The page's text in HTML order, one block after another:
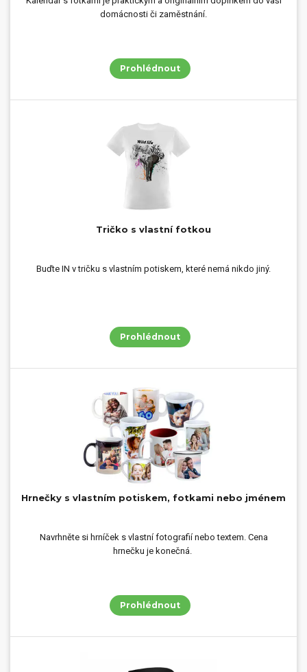
domácnosti či zaměstnání.
Prohlédnout
Tričko s vlastní fotkou
Buďte IN v tričku s vlastním potiskem, které nemá nikdo jiný.
Prohlédnout
Hrnečky s vlastním potiskem, fotkami nebo jménem
Navrhněte si hrníček s vlastní fotografií nebo textem. Cena
hrnečku je konečná.
Prohlédnout